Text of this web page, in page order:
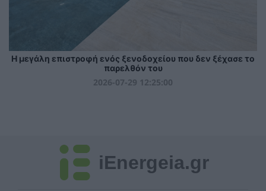
Η μεγάλη επιστροφή ενός ξενοδοχείου που δεν ξέχασε το
παρελθόν του
2026-07-29 12:25:00
iEnergeia.gr